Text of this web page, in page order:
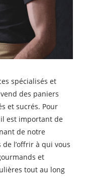
spécialisés et
des paniers
et sucrés. Pour
est important de
de notre
l’offrir à qui vous
et
tout au long